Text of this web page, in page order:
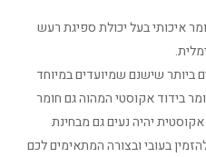
איכותי בעל יכולת ספיגת רעש
ביותר שישנם שמיועדים במיוחד
בידוד אקוסטי המהוה גם חומר
יהיה נעים גם מבחינת
בעובי ובצורה המתאימים לכם